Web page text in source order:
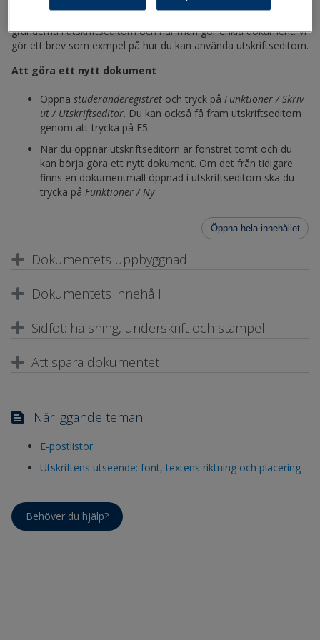
grunderna i utskriftseditorn och hur man gör enkla dokument. Vi
gör ett brev som exmpel på hur du kan använda utskriftseditorn.
Att göra ett nytt dokument
Öppna studeranderegistret och tryck på Funktioner / Skriv
ut / Utskriftseditor. Du kan också få fram utskriftseditorn
genom att trycka på F5.
När du öppnar utskriftseditorn är fönstret tomt och du
kan börja göra ett nytt dokument. Om det från tidigare
finns en dokumentmall öppnad i utskriftseditorn ska du
trycka på Funktioner / Ny
Öppna hela innehållet
Dokumentets uppbyggnad
Dokumentets innehåll
Sidfot: hälsning, underskrift och stämpel
Att spara dokumentet
Närliggande teman
E-postlistor
Utskriftens utseende: font, textens riktning och placering
Behöver du hjälp?